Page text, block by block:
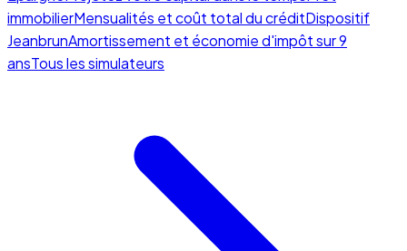
immobilierMensualités et coût total du créditDispositif
JeanbrunAmortissement et économie d'impôt sur 9
ansTous les simulateurs